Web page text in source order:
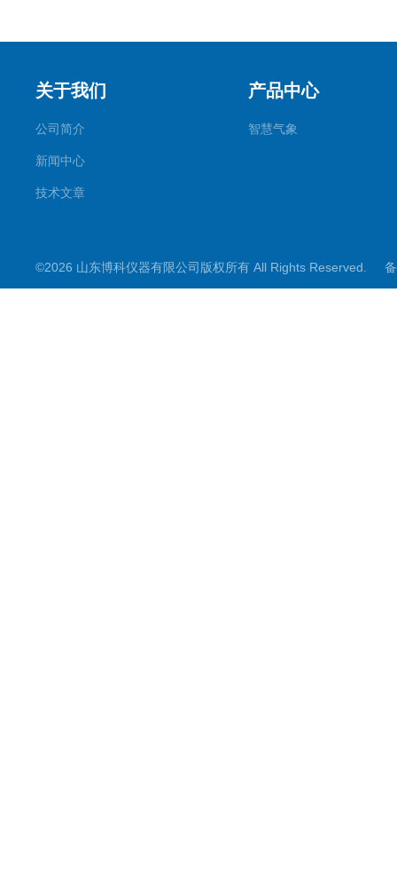
关于我们
公司简介
新闻中心
技术文章
产品中心
智慧气象
©2026 山东博科仪器有限公司版权所有 All Rights Reserved.